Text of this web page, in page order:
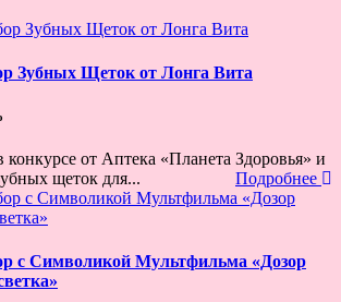
Зубных Щеток от Лонга Вита
от Аптека «Планета Здоровья» и
щеток для...
Подробнее
с Символикой Мультфильма «Дозор